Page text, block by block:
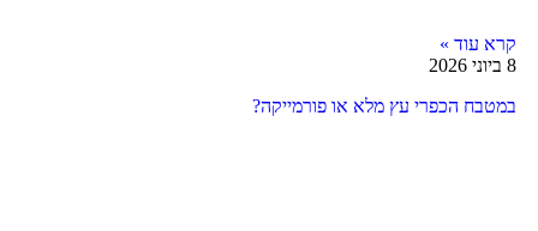
קרא עוד »
8 ביוני 2026
במטבח הכפרי עץ מלא או פורמייקה?